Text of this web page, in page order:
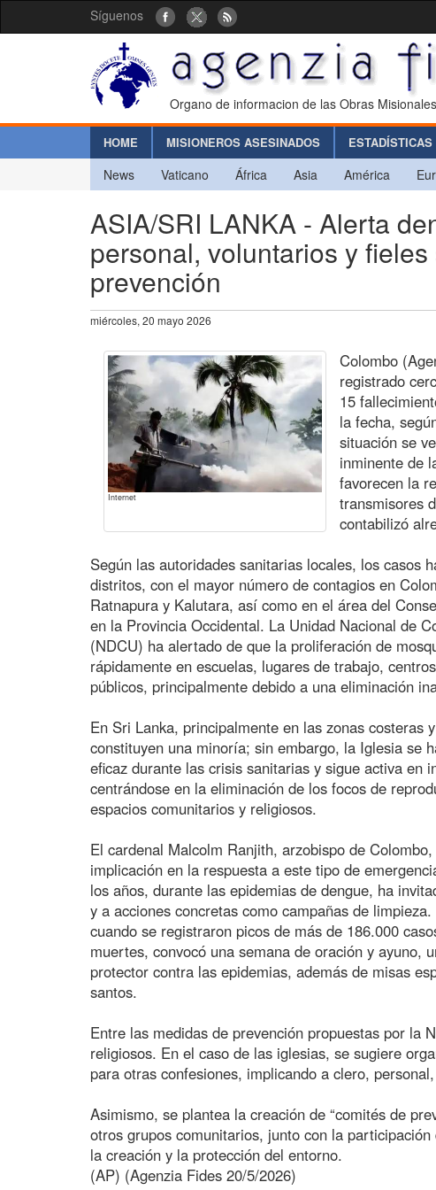
Síguenos
Organo de informacion de las Obras
HOME MISIONEROS ASESINADOS ESTADÍSTICAS
News Vaticano África Asia América
ASIA/SRI LANKA - Alerta
personal, voluntarios y
prevención
miércoles, 20 mayo 2026
Internet
Colombo
registrado
15
la fecha,
situación se
inminente de
favorecen la
transmisores
contabilizó
Según las autoridades sanitarias locales, los casos
distritos, con el mayor número de contagios en
Ratnapura y Kalutara, así como en el área del
en la Provincia Occidental. La Unidad Nacional de
(NDCU) ha alertado de que la proliferación de
rápidamente en escuelas, lugares de trabajo,
públicos, principalmente debido a una eliminación
En Sri Lanka, principalmente en las zonas costeras
constituyen una minoría; sin embargo, la Iglesia se
eficaz durante las crisis sanitarias y sigue activa en
centrándose en la eliminación de los focos de
espacios comunitarios y religiosos.
El cardenal Malcolm Ranjith, arzobispo de
implicación en la respuesta a este tipo de
los años, durante las epidemias de dengue, ha
y a acciones concretas como campañas de
cuando se registraron picos de más de 186.000
muertes, convocó una semana de oración y ayuno,
protector contra las epidemias, además de misas
santos.
Entre las medidas de prevención propuestas por la
religiosos. En el caso de las iglesias, se sugiere
para otras confesiones, implicando a clero,
Asimismo, se plantea la creación de “comités de
otros grupos comunitarios, junto con la
la creación y la protección del entorno.
(AP) (Agenzia Fides 20/5/2026)